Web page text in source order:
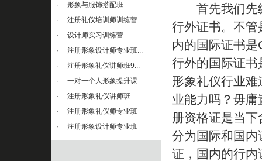
·
形象与服饰搭配班
·
注册礼仪培训师训练营
·
设计师实习训练营
·
注册形象设计师专业班...
·
注册形象礼仪讲师班9...
·
一对一个人形象提升课...
·
注册形象礼仪讲师班
·
注册形象礼仪师专业班
·
注册形象设计师专业班
首先我们先纵
行外证书。不
内的国际证书
行外的国际证
形象礼仪行业
业能力吗？毋
册资格证是当
分为国际和国内
证，国内的行